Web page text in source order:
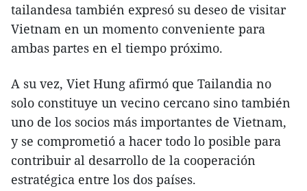
tailandesa también expresó su deseo de visitar
Vietnam en un momento conveniente para
ambas partes en el tiempo próximo.
A su vez, Viet Hung afirmó que Tailandia no
solo constituye un vecino cercano sino también
uno de los socios más importantes de Vietnam,
y se comprometió a hacer todo lo posible para
contribuir al desarrollo de la cooperación
estratégica entre los dos países.